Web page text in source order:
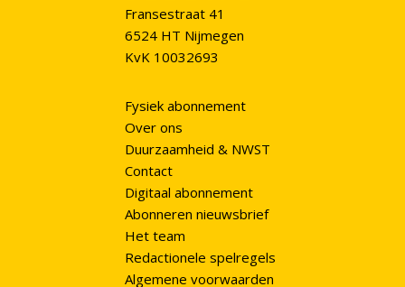
Fransestraat 41
6524 HT Nijmegen
KvK 10032693
Fysiek abonnement
Over ons
Duurzaamheid & NWST
Contact
Digitaal abonnement
Abonneren nieuwsbrief
Het team
Redactionele spelregels
Algemene voorwaarden